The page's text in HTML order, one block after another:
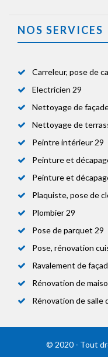
NOS SERVICES
Carreleur, pose de
Electricien 29
Nettoyage de
Nettoyage de
Peintre intérieur 29
Peinture et
Peinture et
Plaquiste, pose de
Plombier 29
Pose de parquet 29
Pose, rénovation
Ravalement de
Rénovation de
Rénovation de salle
© 2020 - Tout